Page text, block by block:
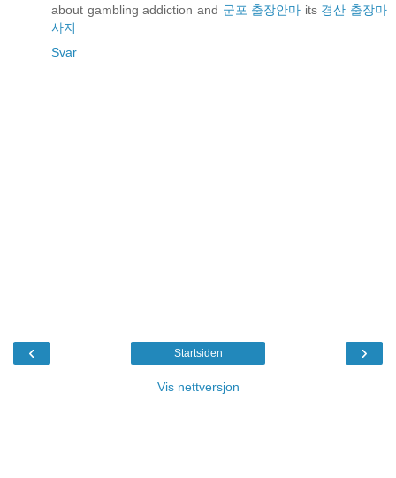
about gambling addiction and 군포 출장안마 its 경산 출장마
사지
Svar
‹ ›
Startsiden
Vis nettversjon